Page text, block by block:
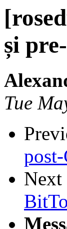
și
Tue
Next